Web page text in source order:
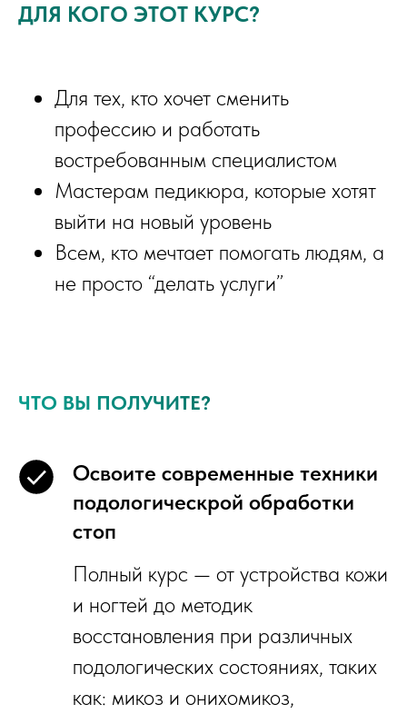
ДЛЯ КОГО ЭТОТ КУРС?
Для тех, кто хочет сменить
профессию и работать
востребованным специалистом
Мастерам педикюра, которые хотят
выйти на новый уровень
Всем, кто мечтает помогать людям, а
не просто “делать услуги”
ЧТО ВЫ ПОЛУЧИТЕ?
Освоите современные техники
подологическрой обработки
стоп
Полный курс — от устройства кожи
и ногтей до методик
восстановления при различных
подологических состояниях, таких
как: микоз и онихомикоз,